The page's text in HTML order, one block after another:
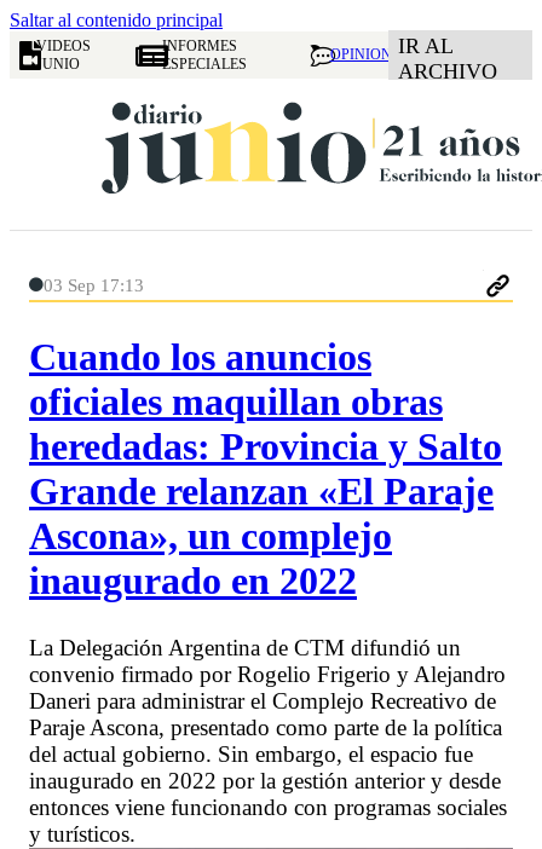
Saltar al contenido principal
VIDEOS
JUNIO
INFORMES
ESPECIALES
OPINION IR AL
ARCHIVO
03 Sep 17:13
Cuando los anuncios
oficiales maquillan obras
heredadas: Provincia y Salto
Grande relanzan «El Paraje
Ascona», un complejo
inaugurado en 2022
La Delegación Argentina de CTM difundió un
convenio firmado por Rogelio Frigerio y Alejandro
Daneri para administrar el Complejo Recreativo de
Paraje Ascona, presentado como parte de la política
del actual gobierno. Sin embargo, el espacio fue
inaugurado en 2022 por la gestión anterior y desde
entonces viene funcionando con programas sociales
y turísticos.